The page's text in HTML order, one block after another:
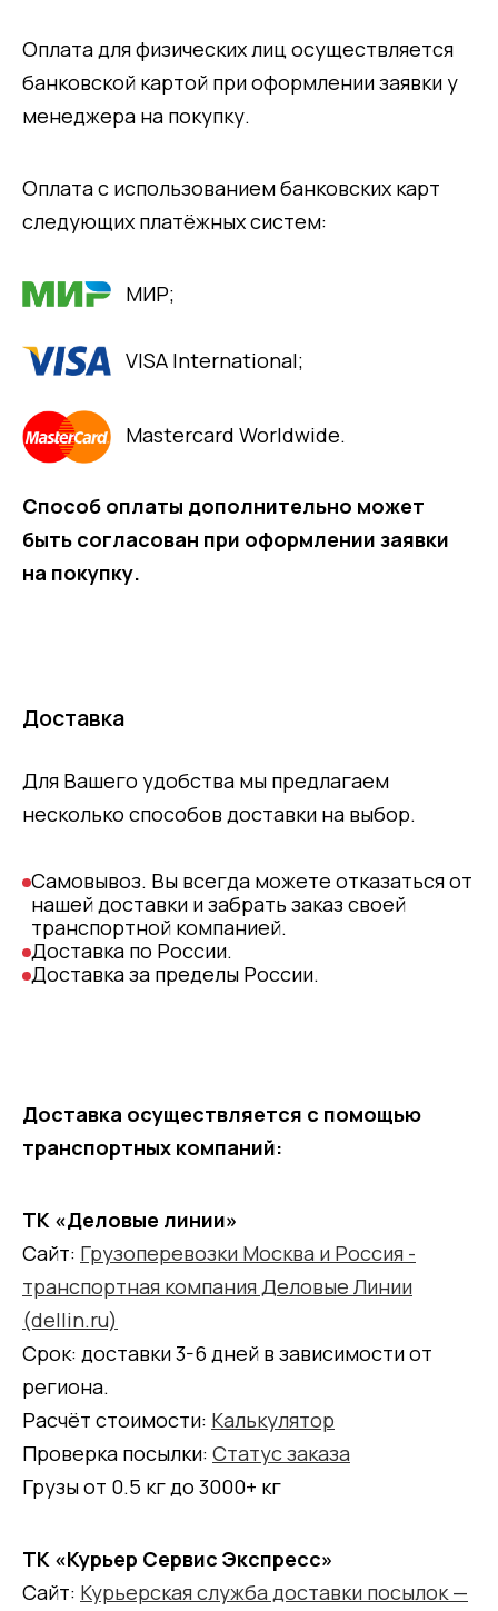
Оплата для физических лиц осуществляется
банковской картой при оформлении заявки у
менеджера на покупку.
Оплата с использованием банковских карт
следующих платёжных систем:
МИР;
VISA International;
Mastercard Worldwide.
Способ оплаты дополнительно может
быть согласован при оформлении заявки
на покупку.
Доставка
Для Вашего удобства мы предлагаем
несколько способов доставки на выбор.
Самовывоз. Вы всегда можете отказаться от
нашей доставки и забрать заказ своей
транспортной компанией.
Доставка по России.
Доставка за пределы России.
Доставка осуществляется с помощью
транспортных компаний:
ТК «Деловые линии»
Сайт: Грузоперевозки Москва и Россия -
транспортная компания Деловые Линии
(dellin.ru)
Срок: доставки 3-6 дней в зависимости от
региона.
Расчёт стоимости: Калькулятор
Проверка посылки: Статус заказа
Грузы от 0.5 кг до 3000+ кг
ТК «Курьер Сервис Экспресс»
Сайт: Курьерская служба доставки посылок —